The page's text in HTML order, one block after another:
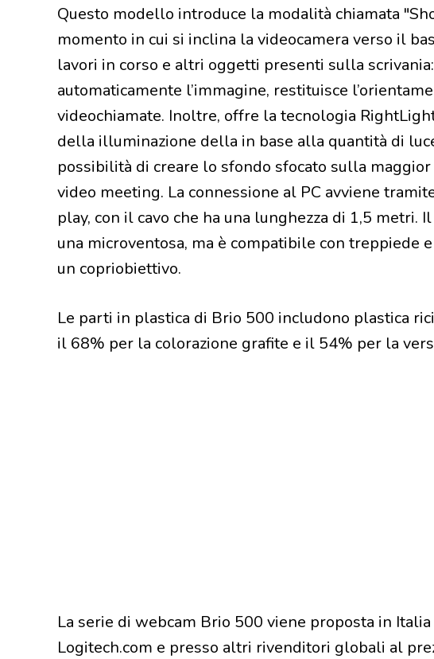
Questo modello introduce la modalità chiamata
momento in cui si inclina la videocamera verso il
lavori in corso e altri oggetti presenti sulla
automaticamente l’immagine, restituisce
videochiamate. Inoltre, offre la tecnologia
della illuminazione della in base alla quantità di
possibilità di creare lo sfondo sfocato sulla
video meeting. La connessione al PC avviene
play, con il cavo che ha una lunghezza di 1,5 metri.
una microventosa, ma è compatibile con treppiede
un copriobiettivo.
Le parti in plastica di Brio 500 includono plastica
il 68% per la colorazione grafite e il 54% per la
La serie di webcam Brio 500 viene proposta in
Logitech.com e presso altri rivenditori globali al